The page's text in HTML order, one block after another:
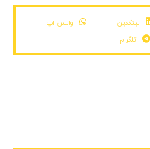
لینکدین
واتس اپ
تلگرام